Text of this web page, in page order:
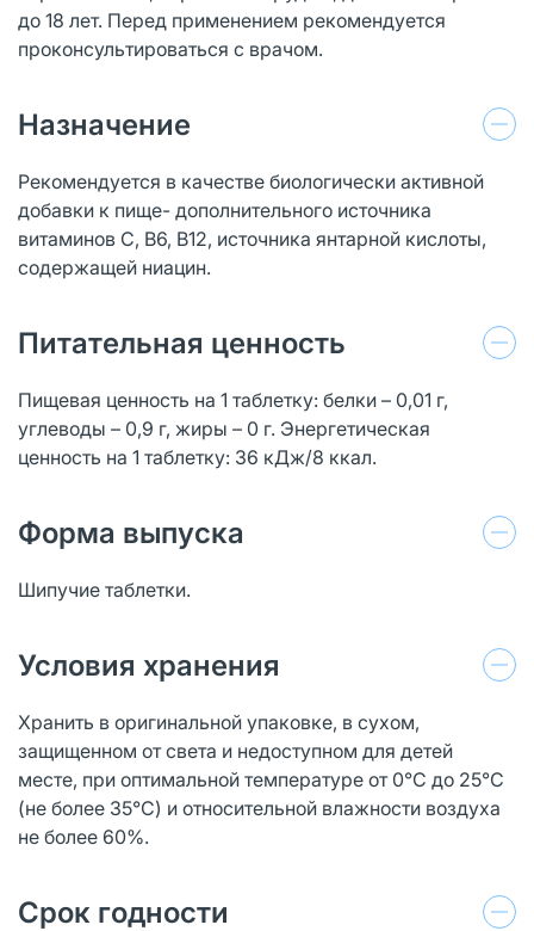
до 18 лет. Перед применением рекомендуется
проконсультироваться с врачом.
Назначение
Рекомендуется в качестве биологически активной
добавки к пище- дополнительного источника
витаминов C, В6, В12, источника янтарной кислоты,
содержащей ниацин.
Питательная ценность
Пищевая ценность на 1 таблетку: белки – 0,01 г,
углеводы – 0,9 г, жиры – 0 г. Энергетическая
ценность на 1 таблетку: 36 кДж/8 ккал.
Форма выпуска
Шипучие таблетки.
Условия хранения
Хранить в оригинальной упаковке, в сухом,
защищенном от света и недоступном для детей
месте, при оптимальной температуре от 0°С до 25°С
(не более 35°С) и относительной влажности воздуха
не более 60%.
Срок годности